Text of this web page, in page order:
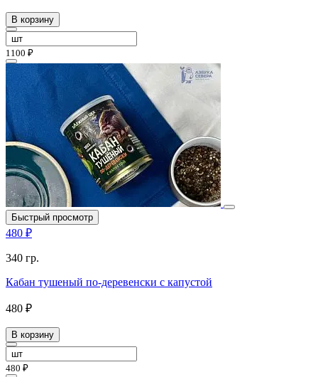
В корзину
1100 ₽
Быстрый просмотр
480 ₽
340 гр.
Кабан тушеный по-деревенски с капустой
480 ₽
В корзину
480 ₽